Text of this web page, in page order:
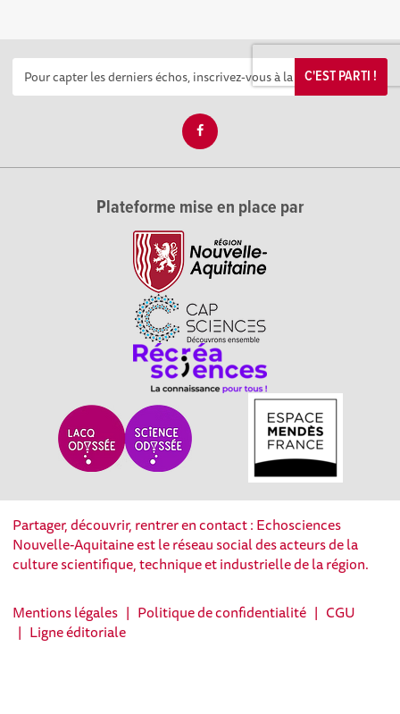
C'EST PARTI !
Plateforme mise en place par
Partager, découvrir, rentrer en contact : Echosciences
Nouvelle-Aquitaine est le réseau social des acteurs de la
culture scientifique, technique et industrielle de la région.
Mentions légales | Politique de confidentialité | CGU
| Ligne éditoriale